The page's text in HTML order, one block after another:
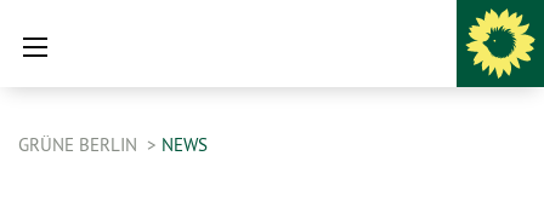
GRÜNE BERLIN NEWS